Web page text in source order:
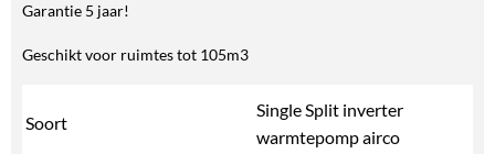
Garantie 5 jaar!
Geschikt voor ruimtes tot 105m3
Soort
Single Split inverter
warmtepomp airco